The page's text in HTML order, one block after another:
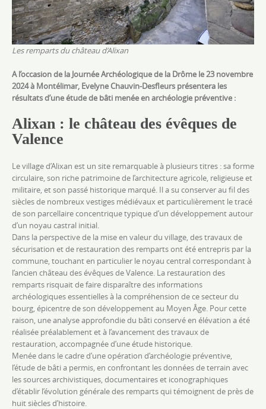
Les remparts du château d’Alixan
A l’occasion de la Journée Archéologique de la Drôme le 23 novembre
2024 à Montélimar, Evelyne Chauvin-Desfleurs présentera les
résultats d’une étude de bâti menée en archéologie préventive :
Alixan : le château des évêques de
Valence
Le village d’Alixan est un site remarquable à plusieurs titres : sa forme
circulaire, son riche patrimoine de l’architecture agricole, religieuse et
militaire, et son passé historique marqué. Il a su conserver au fil des
siècles de nombreux vestiges médiévaux et particulièrement le tracé
de son parcellaire concentrique typique d’un développement autour
d’un noyau castral initial.
Dans la perspective de la mise en valeur du village, des travaux de
sécurisation et de restauration des remparts ont été entrepris par la
commune, touchant en particulier le noyau central correspondant à
l’ancien château des évêques de Valence. La restauration des
remparts risquait de faire disparaître des informations
archéologiques essentielles à la compréhension de ce secteur du
bourg, épicentre de son développement au Moyen Âge. Pour cette
raison, une analyse approfondie du bâti conservé en élévation a été
réalisée préalablement et à l’avancement des travaux de
restauration, accompagnée d’une étude historique.
Menée dans le cadre d’une opération d’archéologie préventive,
l’étude de bâti a permis, en confrontant les données de terrain avec
les sources archivistiques, documentaires et iconographiques
d’établir l’évolution générale des remparts qui témoignent de près de
huit siècles d’histoire.